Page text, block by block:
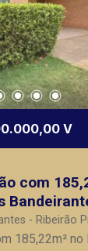
V
com
Preto/SP:
- Ribeirão
185,22m² no